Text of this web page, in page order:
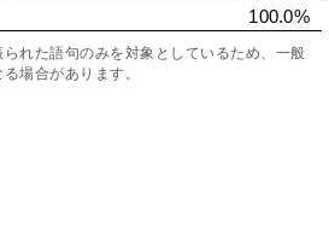
100.0%
れた語句のみを対象としているため、一般
場合があります。